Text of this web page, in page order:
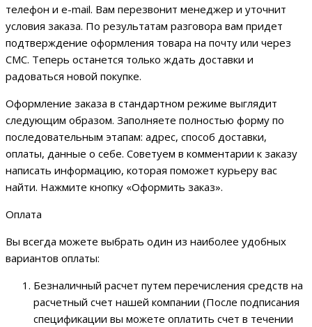
телефон и e-mail. Вам перезвонит менеджер и уточнит
условия заказа. По результатам разговора вам придет
подтверждение оформления товара на почту или через
СМС. Теперь останется только ждать доставки и
радоваться новой покупке.
Оформление заказа в стандартном режиме выглядит
следующим образом. Заполняете полностью форму по
последовательным этапам: адрес, способ доставки,
оплаты, данные о себе. Советуем в комментарии к заказу
написать информацию, которая поможет курьеру вас
найти. Нажмите кнопку «Оформить заказ».
Оплата
Вы всегда можете выбрать один из наиболее удобных
вариантов оплаты:
Безналичный расчет путем перечисления средств на
расчетный счет нашей компании (После подписания
спецификации вы можете оплатить счет в течении